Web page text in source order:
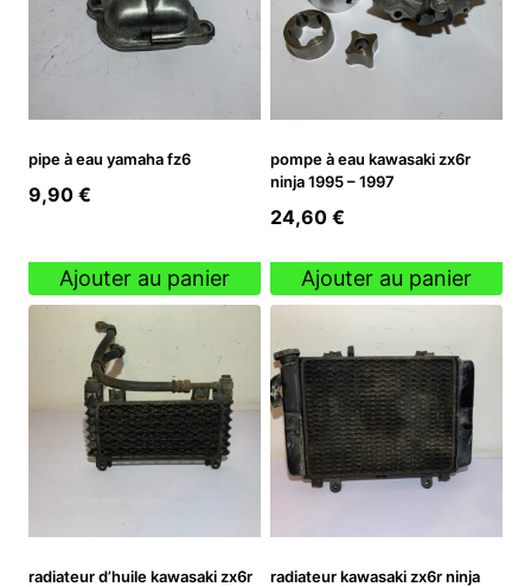
pipe à eau yamaha fz6
9,90 €
Ajouter au panier
pompe à eau kawasaki zx6r
ninja 1995 – 1997
24,60 €
Ajouter au panier
radiateur d’huile kawasaki zx6r
radiateur kawasaki zx6r ninja